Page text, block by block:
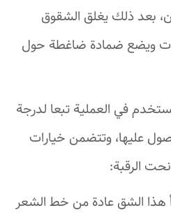
بعد ذلك يغلق الشقوق
ويضع ضمادة ضاغطة حول
في العملية تبعا لدرجة
عليها، وتتضمن خيارات
الرقبة:
هذا الشق عادة من خط الشعر